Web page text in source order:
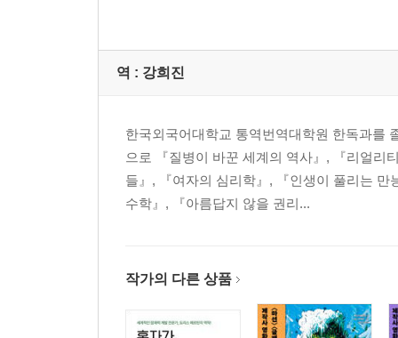
역 : 강희진
한국외국어대학교 통역번역대학원 한독과를
으로 『질병이 바꾼 세계의 역사』, 『리얼리
들』, 『여자의 심리학』, 『인생이 풀리는
수학』, 『아름답지 않을 권리...
작가의 다른 상품